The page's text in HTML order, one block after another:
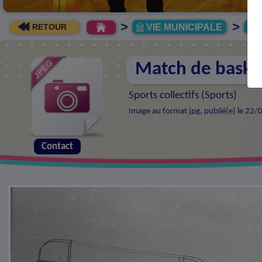
RETOUR > VIE MUNICIPALE >
Match de basket
Sports collectifs (Sports)
Image au format jpg, publié(e) le
Contact